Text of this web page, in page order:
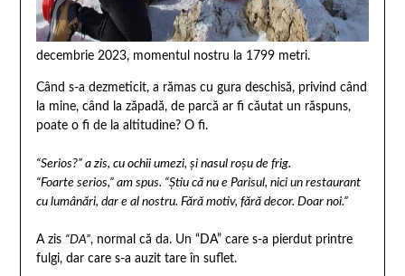
decembrie 2023, momentul nostru la 1799 metri.
Când s-a dezmeticit, a rămas cu gura deschisă, privind când
la mine, când la zăpadă, de parcă ar fi căutat un răspuns,
poate o fi de la altitudine? O fi.
“Serios?” a zis, cu ochii umezi, și nasul roșu de frig.
“Foarte serios,” am spus. “Știu că nu e Parisul, nici un restaurant
cu lumânări, dar e al nostru. Fără motiv, fără decor. Doar noi.”
A zis “DA”, normal că da. Un “DA” care s-a pierdut printre
fulgi, dar care s-a auzit tare în suflet.